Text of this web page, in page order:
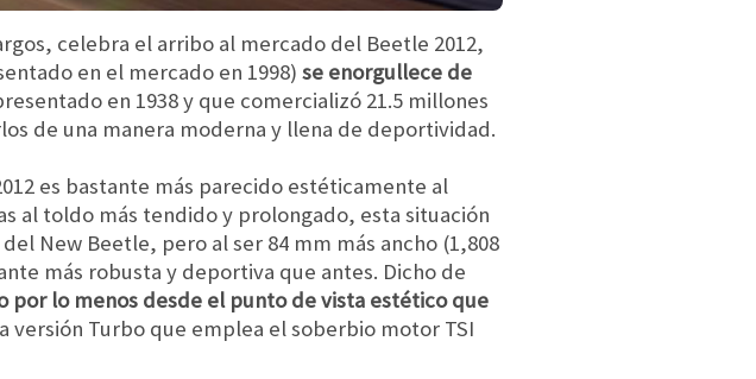
celebra el arribo al mercado del Beetle 2012,
en el mercado en 1998) se enorgullece de
en 1938 y que comercializó 21.5 millones
de una manera moderna y llena de deportividad.
es bastante más parecido estéticamente al
al toldo más tendido y prolongado, esta situación
New Beetle, pero al ser 84 mm más ancho (1,808
más robusta y deportiva que antes. Dicho de
por lo menos desde el punto de vista estético que
versión Turbo que emplea el soberbio motor TSI